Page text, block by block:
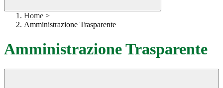
Home >
Amministrazione Trasparente
Amministrazione Trasparente